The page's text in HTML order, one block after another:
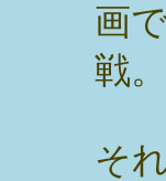
画
戦。
そ